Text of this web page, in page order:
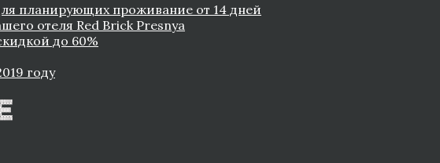
планирующих проживание от 14 дней
отеля Red Brick Presnya
до 60%
году